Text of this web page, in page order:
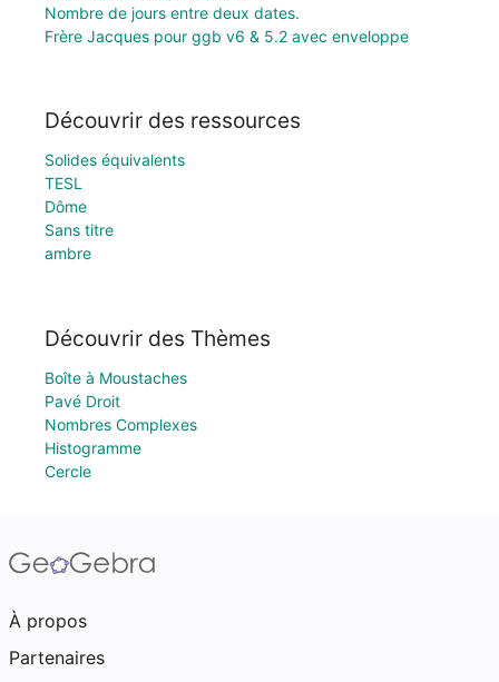
Nombre de jours entre deux dates.
Frère Jacques pour ggb v6 & 5.2 avec enveloppe
Découvrir des ressources
Solides équivalents
TESL
Dôme
Sans titre
ambre
Découvrir des Thèmes
Boîte à Moustaches
Pavé Droit
Nombres Complexes
Histogramme
Cercle
À propos
Partenaires